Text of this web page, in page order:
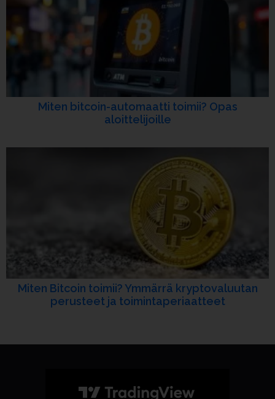
Miten bitcoin-automaatti toimii? Opas
aloittelijoille
Miten Bitcoin toimii? Ymmärrä kryptovaluutan
perusteet ja toimintaperiaatteet